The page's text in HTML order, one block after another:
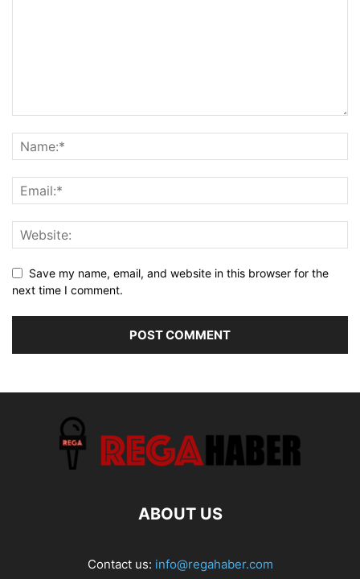
Save my name, email, and website in this browser for the
next time I comment.
ABOUT US
Contact us: info@regahaber.com